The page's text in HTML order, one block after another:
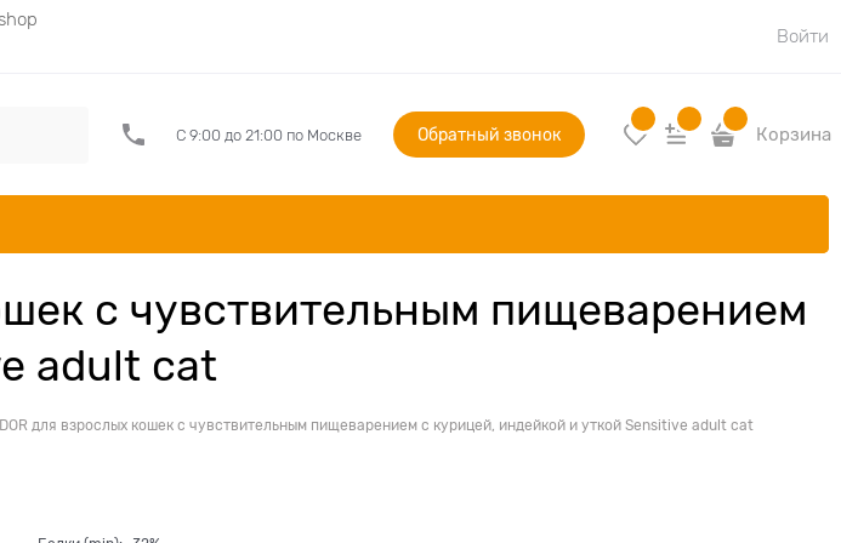
Войти
С 9:00 до 21:00 по Москве Обратный звонок Корзина
с чувствительным пищеварением
adult cat
для взрослых кошек с чувствительным пищеварением с курицей, индейкой и уткой Sensitive adult cat